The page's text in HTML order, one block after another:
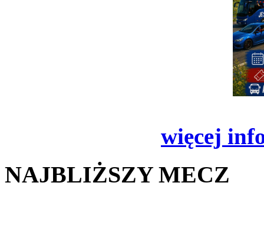
więcej
NAJBLIŻSZY MECZ